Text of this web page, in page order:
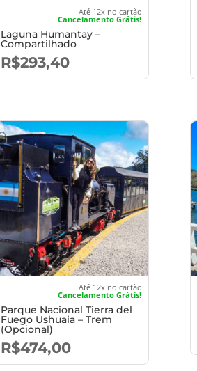
Até 12x no cartão
Cancelamento Grátis!
Laguna Humantay –
Compartilhado
R$293,40
Até 12x no cartão
Cancelamento Grátis!
Parque Nacional Tierra del
Fuego Ushuaia – Trem
(Opcional)
R$474,00